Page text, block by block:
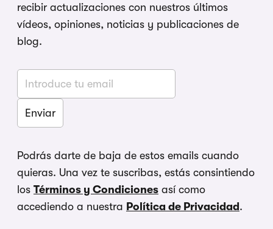
recibir actualizaciones con nuestros últimos
vídeos, opiniones, noticias y publicaciones de
blog.
Podrás darte de baja de estos emails cuando
quieras. Una vez te suscribas, estás consintiendo
los Términos y Condiciones así como
accediendo a nuestra Política de Privacidad.